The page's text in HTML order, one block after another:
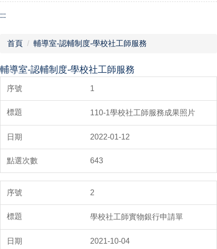
:::
首頁 輔導室-認輔制度-學校社工師服務
輔導室-認輔制度-學校社工師服務
1
110-1學校社工師服務成果照片
2022-01-12
643
2
學校社工師實物銀行申請單
2021-10-04